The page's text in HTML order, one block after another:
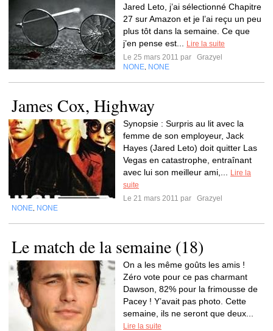
Jared Leto, j’ai sélectionné Chapitre
27 sur Amazon et je l’ai reçu un peu
plus tôt dans la semaine. Ce que
j’en pense est...
Lire la suite
Le 25 mars 2011 par
Grazyel
NONE NONE
James Cox, Highway
Synopsie : Surpris au lit avec la
femme de son employeur, Jack
Hayes (Jared Leto) doit quitter Las
Vegas en catastrophe, entraînant
avec lui son meilleur ami,...
Lire la
suite
Le 21 mars 2011 par
Grazyel
NONE NONE
Le match de la semaine (18)
On a les même goûts les amis !
Zéro vote pour ce pas charmant
Dawson, 82% pour la frimousse de
Pacey ! Y’avait pas photo. Cette
semaine, ils ne seront que deux...
Lire la suite